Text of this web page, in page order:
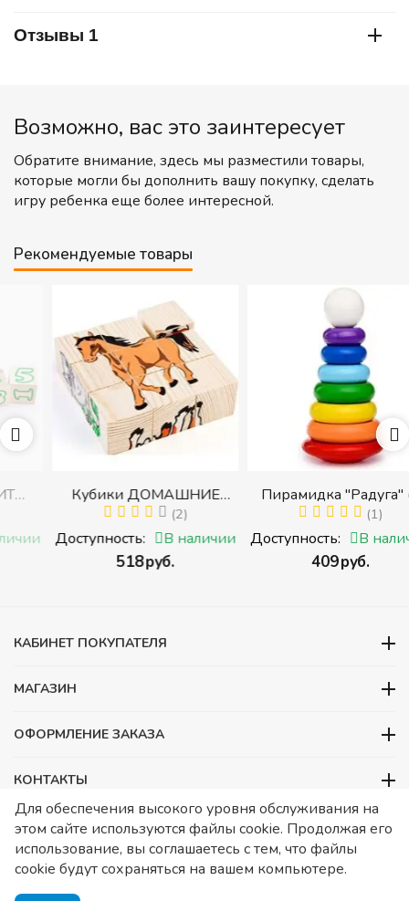
Отзывы 1
Возможно, вас это заинтересует
Обратите внимание, здесь мы разместили товары,
которые могли бы дополнить вашу покупку, сделать
игру ребенка еще более интересной.
Рекомендуемые товары
Кубики ДОМАШНИЕ
ЖИВОТНЫЕ (Томик)
(Набор кубиков
разрезных (складных))
(2)
Доступность: В наличии
руб.
Пирамидка "Радуга" (8
деталей) (Пирамидка
среднего размера)
(1)
Доступность: В наличии
руб.
КАБИНЕТ ПОКУПАТЕЛЯ
МАГАЗИН
ОФОРМЛЕНИЕ ЗАКАЗА
КОНТАКТЫ
ООО «Детский сад», ОГРН 1157746480088
ИНН 7728252648 КПП 772601001 Юридический адрес – Москва,
ул. Подольских курсантов, д 3. стр 2. Помещение 1/3. Информация
о товарах носит справочный характер и не является публичной
офертой, определяемой Статьей 437 ГК РФ.
Для обеспечения высокого уровня обслуживания на
этом сайте используются файлы cookie. Продолжая его
использование, вы соглашаетесь с тем, что файлы
cookie будут сохраняться на вашем компьютере.